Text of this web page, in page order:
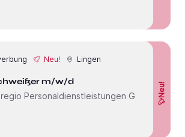
Neu! Lingen
m/w/d
Personaldienstleistungen GmbH
Neu!